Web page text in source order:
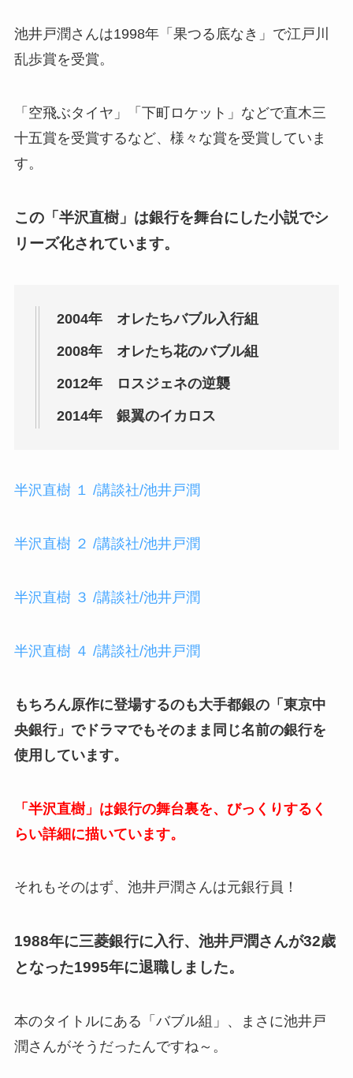
池井戸潤さんは1998年「果つる底なき」で江戸川
乱歩賞を受賞。
「空飛ぶタイヤ」「下町ロケット」などで直木三
十五賞を受賞するなど、様々な賞を受賞していま
す。
この「半沢直樹」は銀行を舞台にした小説でシ
リーズ化されています。
2004年 オレたちバブル入行組
2008年 オレたち花のバブル組
2012年 ロスジェネの逆襲
2014年 銀翼のイカロス
半沢直樹 １ /講談社/池井戸潤
半沢直樹 ２ /講談社/池井戸潤
半沢直樹 ３ /講談社/池井戸潤
半沢直樹 ４ /講談社/池井戸潤
もちろん原作に登場するのも大手都銀の「東京中
央銀行」でドラマでもそのまま同じ名前の銀行を
使用しています。
「半沢直樹」は銀行の舞台裏を、びっくりするく
らい詳細に描いています。
それもそのはず、池井戸潤さんは元銀行員！
1988年に三菱銀行に入行、池井戸潤さんが32歳
となった1995年に退職しました。
本のタイトルにある「バブル組」、まさに池井戸
潤さんがそうだったんですね～。